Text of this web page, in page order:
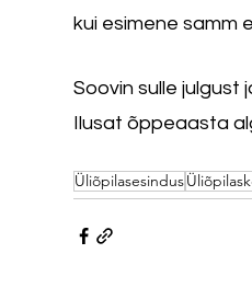
kui esimene samm
Soovin sulle
Ilusat õppeaasta
Üliõpilasesindus